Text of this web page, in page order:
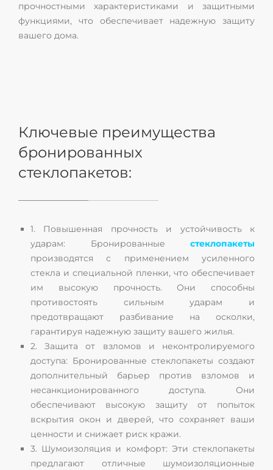
прочностными характеристиками и защитными
функциями, что обеспечивает надежную защиту
вашего дома.
Ключевые преимущества
бронированных
стеклопакетов:
1. Повышенная прочность и устойчивость к
ударам: Бронированные стеклопакеты
производятся с применением усиленного
стекла и специальной пленки, что обеспечивает
им высокую прочность. Они способны
противостоять сильным ударам и
предотвращают разбивание на осколки,
гарантируя надежную защиту вашего жилья.
2. Защита от взломов и неконтролируемого
доступа: Бронированные стеклопакеты создают
дополнительный барьер против взломов и
несанкционированного доступа. Они
обеспечивают высокую защиту от попыток
вскрытия окон и дверей, что сохраняет ваши
ценности и снижает риск кражи.
3. Шумоизоляция и комфорт: Эти стеклопакеты
предлагают отличные шумоизоляционные